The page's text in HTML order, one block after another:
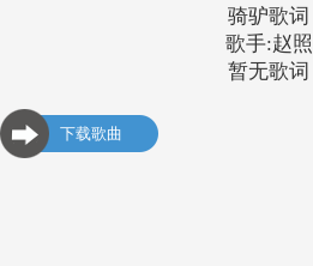
骑驴歌词
歌手:赵照
暂无歌词
下载歌曲